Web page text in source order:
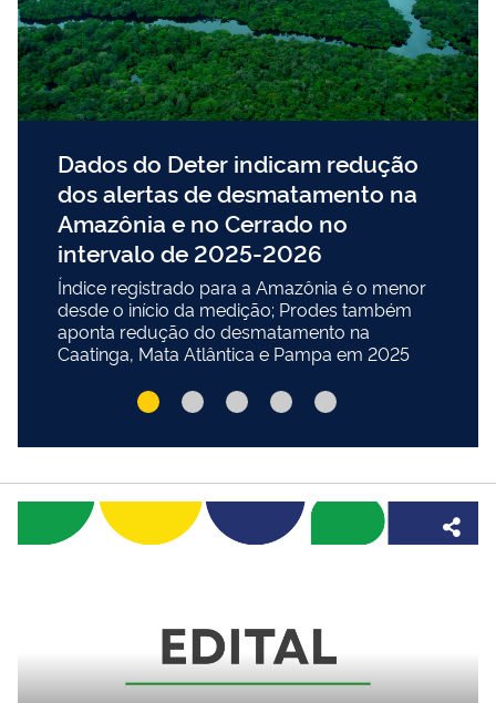
Dados do Deter indicam redução
dos alertas de desmatamento na
Amazônia e no Cerrado no
intervalo de 2025-2026
Índice registrado para a Amazônia é o menor
desde o início da medição; Prodes também
aponta redução do desmatamento na
Caatinga, Mata Atlântica e Pampa em 2025